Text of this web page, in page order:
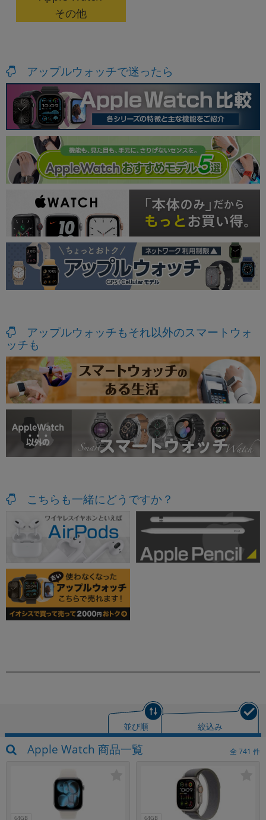
その他
アップルウォッチで迷ったら
アップルウォッチもそれ以外のスマートウォ
ッチも
こちらも一緒にどうですか？
並び順 絞込み
Apple Watch 商品一覧 全741 件
64GB 64GB